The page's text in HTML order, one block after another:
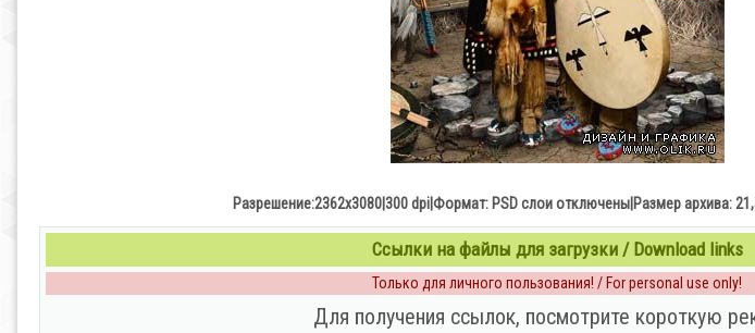
Разрешение:2362х3080|300 dpi|Формат: PSD слои отключены|Размер архива:
Ссылки на файлы для загрузки / Download links
Только для личного пользования! / For personal use only!
Для получения ссылок, посмотрите короткую